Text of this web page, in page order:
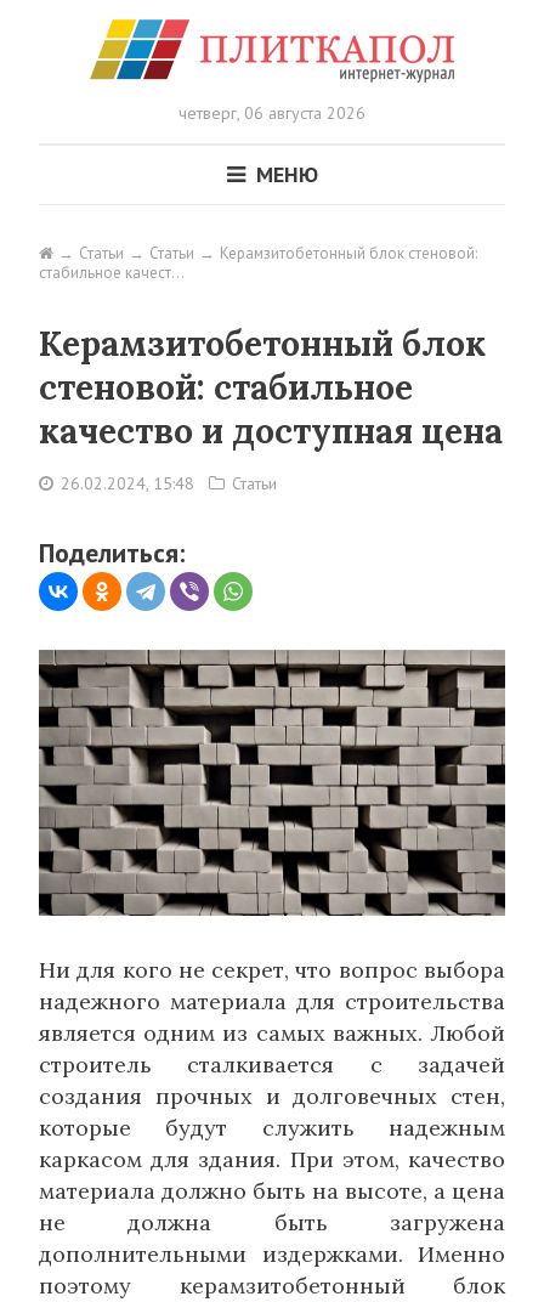
четверг, 06 августа 2026
МЕНЮ
Статьи Статьи
Керамзитобетонный блок стеновой:
стабильное качест…
Керамзитобетонный блок
стеновой: стабильное
качество и доступная цена
26.02.2024, 15:48 Статьи
Поделиться:
Ни для кого не секрет, что вопрос выбора
надежного материала для строительства
является одним из самых важных. Любой
строитель сталкивается с задачей
создания прочных и долговечных стен,
которые будут служить надежным
каркасом для здания. При этом, качество
материала должно быть на высоте, а цена
не должна быть загружена
дополнительными издержками. Именно
поэтому керамзитобетонный блок